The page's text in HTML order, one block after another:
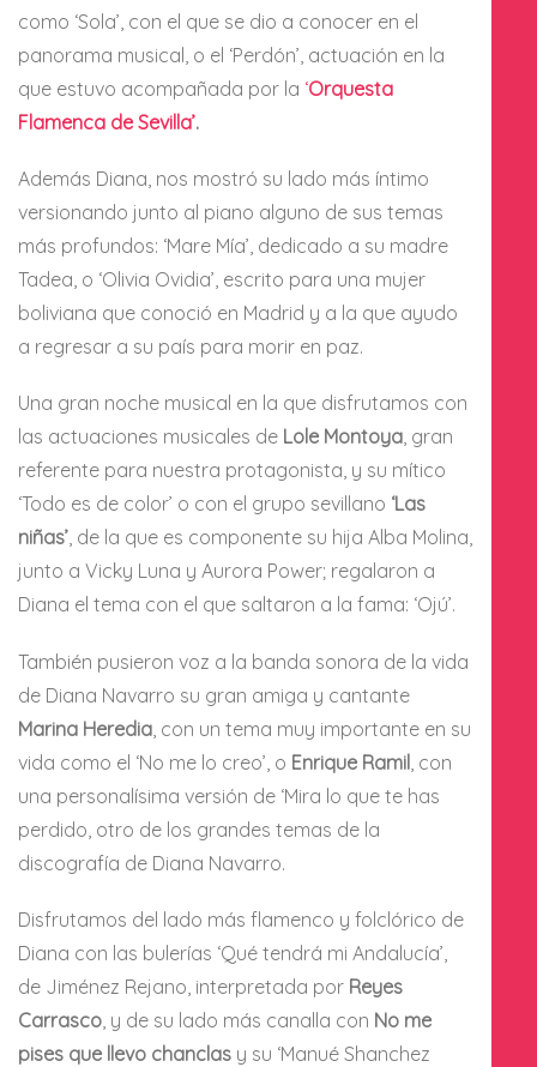
como ‘Sola’, con el que se dio a conocer en el
panorama musical, o el ‘Perdón’, actuación en la
que estuvo acompañada por la ‘Orquesta
Flamenca de Sevilla’.
Además Diana, nos mostró su lado más íntimo
versionando junto al piano alguno de sus temas
más profundos: ‘Mare Mía’, dedicado a su madre
Tadea, o ‘Olivia Ovidia’, escrito para una mujer
boliviana que conoció en Madrid y a la que ayudo
a regresar a su país para morir en paz.
Una gran noche musical en la que disfrutamos con
las actuaciones musicales de Lole Montoya, gran
referente para nuestra protagonista, y su mítico
‘Todo es de color’ o con el grupo sevillano ‘Las
niñas’, de la que es componente su hija Alba Molina,
junto a Vicky Luna y Aurora Power; regalaron a
Diana el tema con el que saltaron a la fama: ‘Ojú’.
También pusieron voz a la banda sonora de la vida
de Diana Navarro su gran amiga y cantante
Marina Heredia , con un tema muy importante en su
vida como el ‘No me lo creo’, o Enrique Ramil , con
una personalísima versión de ‘Mira lo que te has
perdido, otro de los grandes temas de la
discografía de Diana Navarro.
Disfrutamos del lado más flamenco y folclórico de
Diana con las bulerías ‘Qué tendrá mi Andalucía’,
de Jiménez Rejano, interpretada por Reyes
Carrasco , y de su lado más canalla con No me
pises que llevo chanclas y su ‘Manué Shanchez